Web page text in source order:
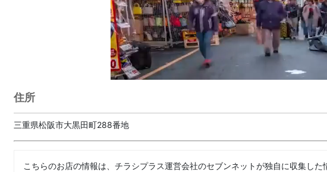
住所
三重県松阪市大黒田町288番地
こちらのお店の情報は、チラシプラス運営会社のセブンネットが独自に収集し